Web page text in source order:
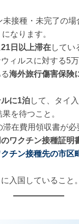
接種・未完了の場
になります。
21日以上滞在してい
ィルスに対する5
海外旅行傷害保険
に1泊して、タイ
を待つこと。
在費用領収書が必
ワクチン接種証明
クチン接種先の市区
入国していること。